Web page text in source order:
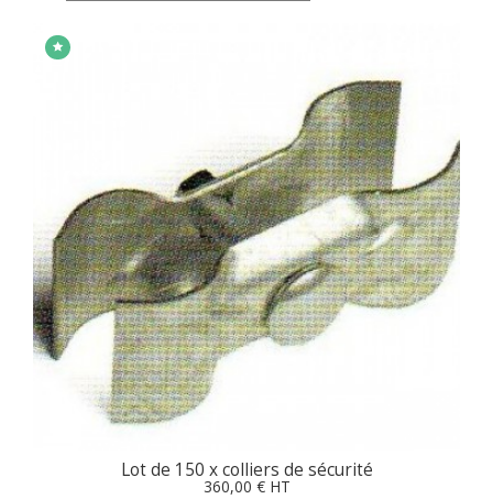
Lot de 150 x colliers de sécurité
360,00 €HT